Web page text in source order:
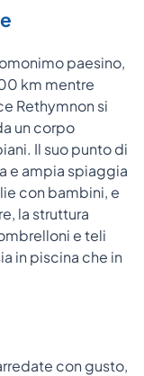
paesino,
km mentre
Rethymnon si
un corpo
Il suo punto di
e ampia spiaggia
con bambini, e
la struttura
e teli
in piscina che in
con gusto,